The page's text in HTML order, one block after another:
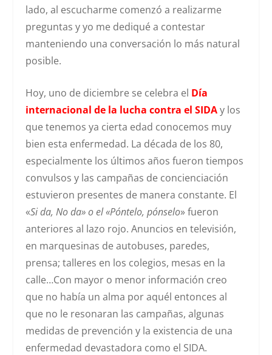
lado, al escucharme comenzó a realizarme
preguntas y yo me dediqué a contestar
manteniendo una conversación lo más natural
posible.
Hoy, uno de diciembre se celebra el Día
internacional de la lucha contra el SIDAy los
que tenemos ya cierta edad conocemos muy
bien esta enfermedad. La década de los 80,
especialmente los últimos años fueron tiempos
convulsos y las campañas de concienciación
estuvieron presentes de manera constante. El
«Si da, No da» o el «Póntelo, pónselo» fueron
anteriores al lazo rojo. Anuncios en televisión,
en marquesinas de autobuses, paredes,
prensa; talleres en los colegios, mesas en la
calle…Con mayor o menor información creo
que no había un alma por aquél entonces al
que no le resonaran las campañas, algunas
medidas de prevención y la existencia de una
enfermedad devastadora como el SIDA.